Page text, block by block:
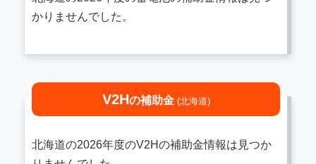
かりませんでした。
V2Hの補助金 (北海道)
北海道の2026年度のV2Hの補助金情報は見つか